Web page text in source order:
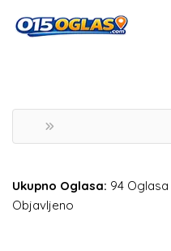
Ukupno Oglasa: 94 Oglasa
Objavljeno